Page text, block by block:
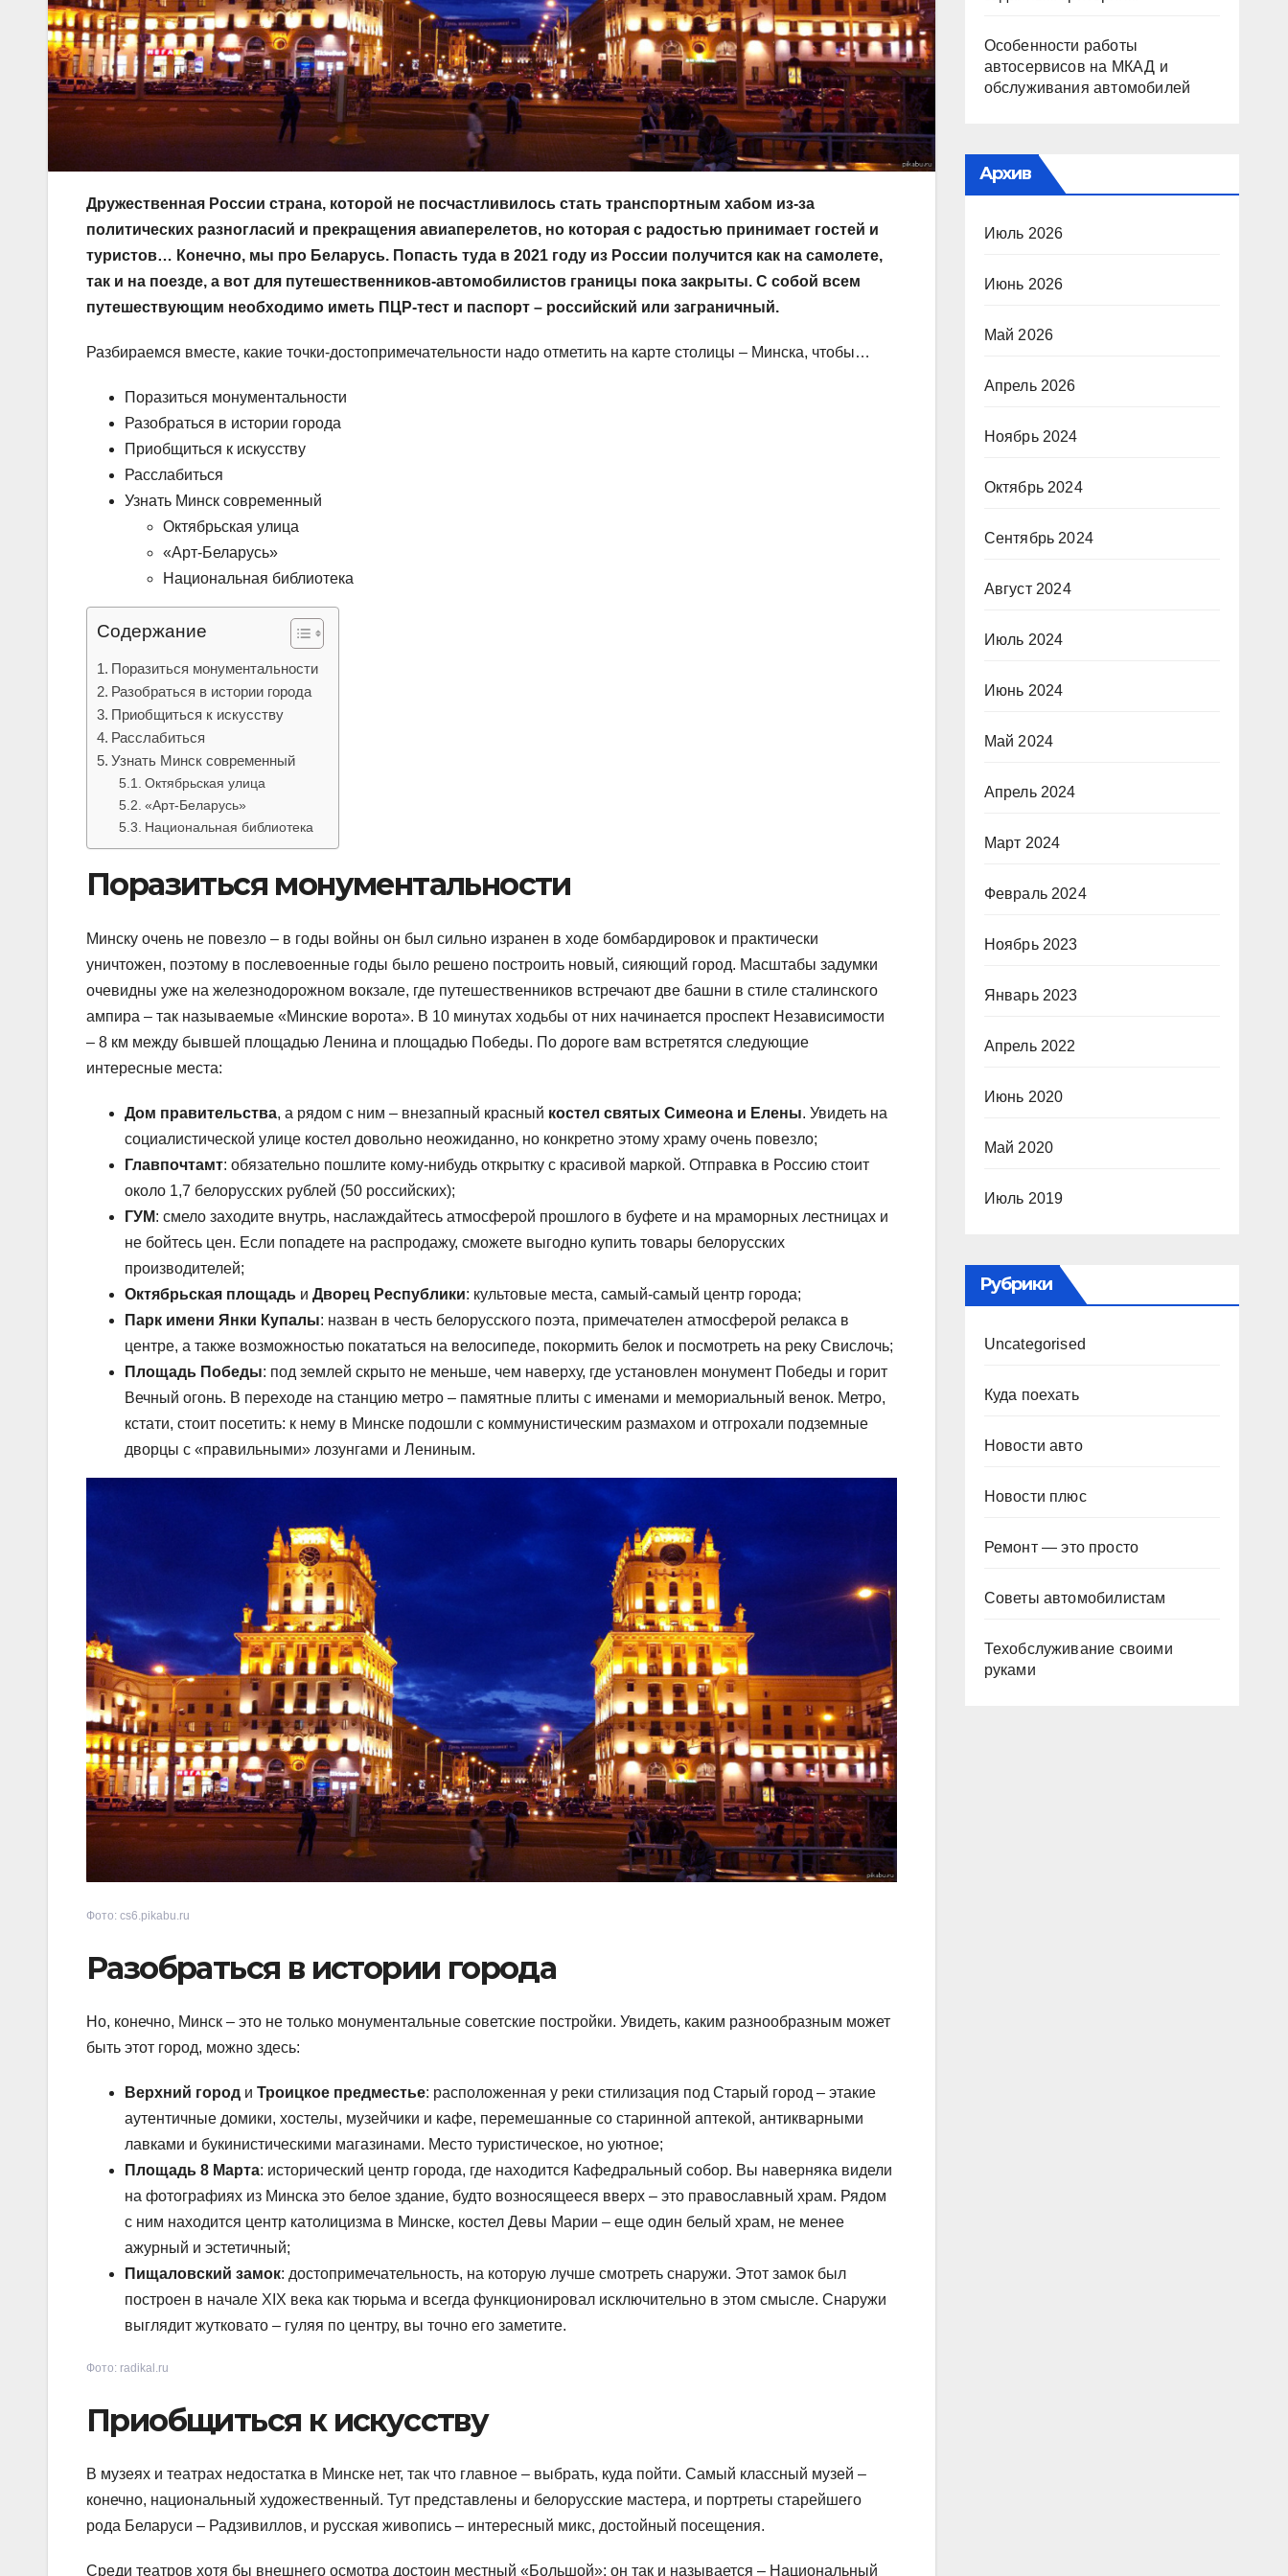
Дружественная России страна, которой не посчастливилось стать транспортным хабом из-за
политических разногласий и прекращения авиаперелетов, но которая с радостью принимает гостей и
туристов… Конечно, мы про Беларусь. Попасть туда в 2021 году из России получится как на самолете,
так и на поезде, а вот для путешественников-автомобилистов границы пока закрыты. С собой всем
путешествующим необходимо иметь ПЦР-тест и паспорт – российский или заграничный.
Разбираемся вместе, какие точки-достопримечательности надо отметить на карте столицы – Минска, чтобы…
Поразиться монументальности
Разобраться в истории города
Приобщиться к искусству
Расслабиться
Узнать Минск современный
Октябрьская улица
«Арт-Беларусь»
Национальная библиотека
Содержание
Поразиться монументальности
Разобраться в истории города
Приобщиться к искусству
Расслабиться
Узнать Минск современный
Октябрьская улица
«Арт-Беларусь»
Национальная библиотека
Поразиться монументальности
Минску очень не повезло – в годы войны он был сильно изранен в ходе бомбардировок и практически
уничтожен, поэтому в послевоенные годы было решено построить новый, сияющий город. Масштабы задумки
очевидны уже на железнодорожном вокзале, где путешественников встречают две башни в стиле сталинского
ампира – так называемые «Минские ворота». В 10 минутах ходьбы от них начинается проспект Независимости
– 8 км между бывшей площадью Ленина и площадью Победы. По дороге вам встретятся следующие
интересные места:
Дом правительства, а рядом с ним – внезапный красный костел святых Симеона и Елены. Увидеть на
социалистической улице костел довольно неожиданно, но конкретно этому храму очень повезло;
Главпочтамт: обязательно пошлите кому-нибудь открытку с красивой маркой. Отправка в Россию стоит
около 1,7 белорусских рублей (50 российских);
ГУМ: смело заходите внутрь, наслаждайтесь атмосферой прошлого в буфете и на мраморных лестницах и
не бойтесь цен. Если попадете на распродажу, сможете выгодно купить товары белорусских
производителей;
Октябрьская площадь и Дворец Республики: культовые места, самый-самый центр города;
Парк имени Янки Купалы: назван в честь белорусского поэта, примечателен атмосферой релакса в
центре, а также возможностью покататься на велосипеде, покормить белок и посмотреть на реку Свислочь;
Площадь Победы: под землей скрыто не меньше, чем наверху, где установлен монумент Победы и горит
Вечный огонь. В переходе на станцию метро – памятные плиты с именами и мемориальный венок. Метро,
кстати, стоит посетить: к нему в Минске подошли с коммунистическим размахом и отгрохали подземные
дворцы с «правильными» лозунгами и Лениным.
Фото: cs6.pikabu.ru
Разобраться в истории города
Но, конечно, Минск – это не только монументальные советские постройки. Увидеть, каким разнообразным может
быть этот город, можно здесь:
Верхний город и Троицкое предместье: расположенная у реки стилизация под Старый город – этакие
аутентичные домики, хостелы, музейчики и кафе, перемешанные со старинной аптекой, антикварными
лавками и букинистическими магазинами. Место туристическое, но уютное;
Площадь 8 Марта: исторический центр города, где находится Кафедральный собор. Вы наверняка видели
на фотографиях из Минска это белое здание, будто возносящееся вверх – это православный храм. Рядом
с ним находится центр католицизма в Минске, костел Девы Марии – еще один белый храм, не менее
ажурный и эстетичный;
Пищаловский замок: достопримечательность, на которую лучше смотреть снаружи. Этот замок был
построен в начале XIX века как тюрьма и всегда функционировал исключительно в этом смысле. Снаружи
выглядит жутковато – гуляя по центру, вы точно его заметите.
Фото: radikal.ru
Приобщиться к искусству
В музеях и театрах недостатка в Минске нет, так что главное – выбрать, куда пойти. Самый классный музей –
конечно, национальный художественный. Тут представлены и белорусские мастера, и портреты старейшего
рода Беларуси – Радзивиллов, и русская живопись – интересный микс, достойный посещения.
Среди театров хотя бы внешнего осмотра достоин местный «Большой»: он так и называется – Национальный
Особенности работы
автосервисов на МКАД и
обслуживания автомобилей
Архив
Июль 2026
Июнь 2026
Май 2026
Апрель 2026
Ноябрь 2024
Октябрь 2024
Сентябрь 2024
Август 2024
Июль 2024
Июнь 2024
Май 2024
Апрель 2024
Март 2024
Февраль 2024
Ноябрь 2023
Январь 2023
Апрель 2022
Июнь 2020
Май 2020
Июль 2019
Рубрики
Uncategorised
Куда поехать
Новости авто
Новости плюс
Ремонт — это просто
Советы автомобилистам
Техобслуживание своими
руками